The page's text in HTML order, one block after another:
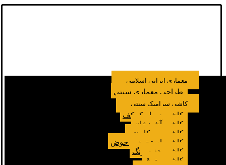
معماری ایرانی اسلامی
طراحی معماری سنتی
کاشی سرامیک سنتی
کاشی سرامیک کف
کاشی آشپزخانه
کاشی بین کابینتی
کاشی استخری و حوض
کاشی هفت رنگ
کاشی معرق